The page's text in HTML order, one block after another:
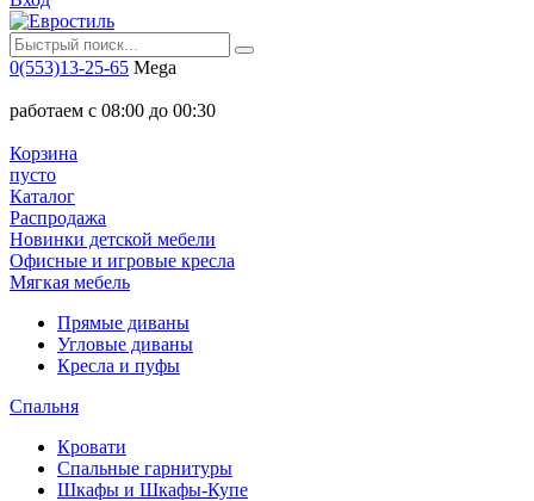
0(553)13-25-65 Mega
работаем с 08:00 до 00:30
Корзина
пусто
Каталог
Распродажа
Новинки детской мебели
Офисные и игровые кресла
Мягкая мебель
Прямые диваны
Угловые диваны
Кресла и пуфы
Спальня
Кровати
Спальные гарнитуры
Шкафы и Шкафы-Купе